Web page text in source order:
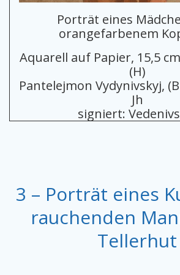
Porträt eines
orangefarbenem
Aquarell auf Papier, 15,5
(H)
Pantelejmon Vydynivskyj,
Jh
signiert:
3 – Porträt eines
rauchenden
Tellerhut